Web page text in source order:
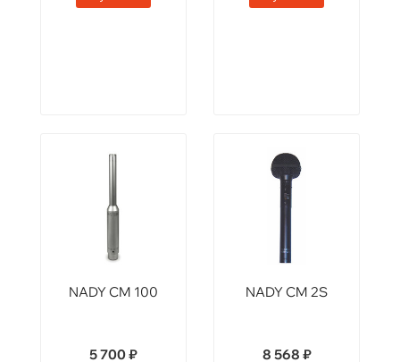
NADY CM 100
5 700 ₽
NADY CM 2S
8 568 ₽